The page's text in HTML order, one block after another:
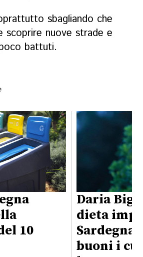
sbagliando che
scoprire nuove strade e
battuti.
10
Daria
dieta
Sardegna:
buoni i